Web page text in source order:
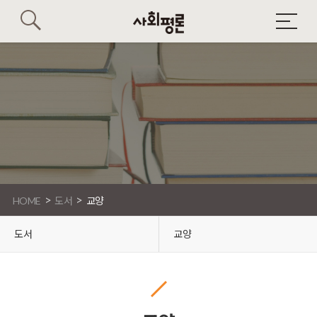
HOME > 도서 > 교양
도서 교양